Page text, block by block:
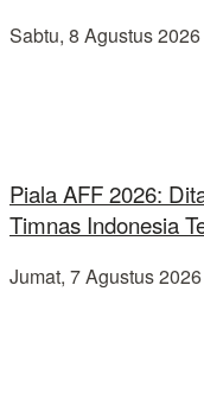
Sabtu, 8 Agustus
Piala AFF 2026:
Timnas Indonesia
Jumat, 7 Agustus